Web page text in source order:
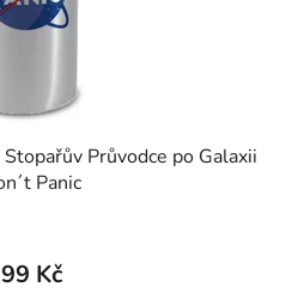
Průvodce po Galaxii
Panic
Kč